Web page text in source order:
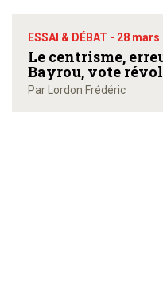
ESSAI & DÉBAT - 28 mars
Le centrisme,
Bayrou, vote
Par Lordon Frédéric